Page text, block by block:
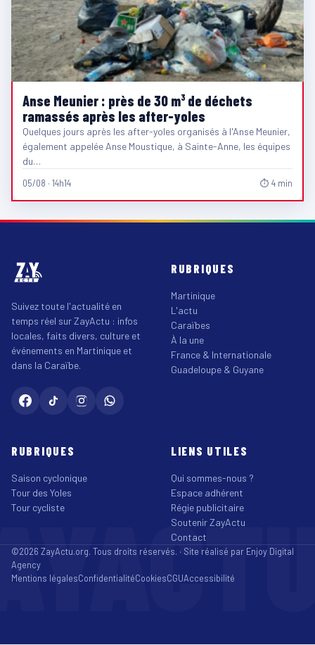
Anse Meunier : près de 30 m³ de déchets
ramassés après les after-yoles
Quelques jours après les after-yoles organisés à l'Anse Meunier,
également appelée Anse Moustique, à Sainte-Anne, les équipes
du…
05/08 · 14h14 ⏱ 4 min
Suivez toute l'actualité en
temps réel sur ZayActu : infos
locales, faits divers, culture et
événements en Martinique et
dans la Caraïbe.
RUBRIQUES
Martinique
L'actu
Caraïbes
À la une
France & Internationale
Guadeloupe & Guyane
RUBRIQUES
Saison cyclonique
Tour des Yoles
Tour cycliste
LIENS UTILES
Qui sommes-nous ?
Espace adhérent
Régie publicitaire
Soutenir ZayActu
Contact
©2026 ZayActu.org. Tous droits réservés. · Site réalisé par Enjoy Digital
Agency
Mentions légalesConfidentialitéCookiesCGUAccessibilité